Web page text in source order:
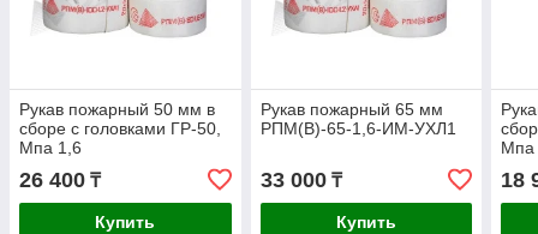
Рукав пожарный 50 мм в
сборе с головками ГР-50,
Мпа 1,6
26 400 ₸
Купить
Рукав пожарный 65 мм
РПМ(В)-65-1,6-ИМ-УХЛ1
33 000₸
Купить
Мпа
18